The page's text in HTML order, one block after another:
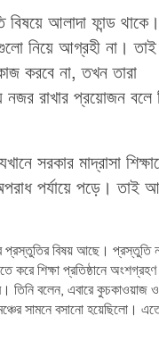
বিষয়ে আলাদা ফান্ড
নিয়ে আগ্রহী না। তাই
কাজ করবে না, তখন তারা
নজর রাখার প্রয়োজন বলে
সরকার মাদ্রাসা
পর্যায়ে পড়ে। তাই
প্রস্তুতির বিষয় আছে। প্রস্তুতি
করে শিক্ষা প্রতিষ্ঠানে অংশগ্রহণ
তিনি বলেন, এবারে কুচকাওয়াজ ও
সামনে বসানো হয়েছিলো।